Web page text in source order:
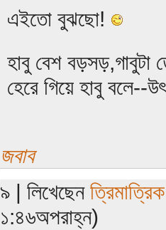
এইতো বুঝছো!
হাবু বেশ বড়সড়,গাবুটা
হেরে গিয়ে হাবু বলে--
জবাব
৯ | লিখেছেন
১:৪৬অপরাহ্ন)